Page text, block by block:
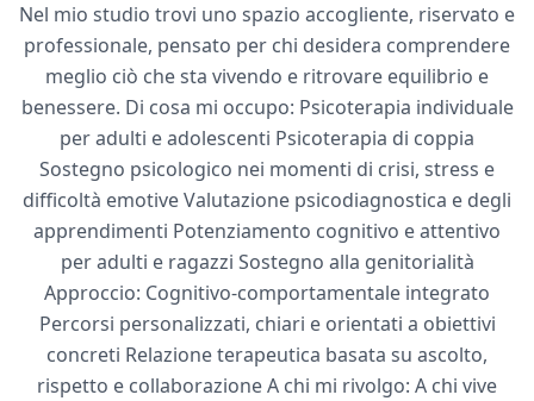
Nel mio studio trovi uno spazio accogliente, riservato e
professionale, pensato per chi desidera comprendere
meglio ciò che sta vivendo e ritrovare equilibrio e
benessere. Di cosa mi occupo: Psicoterapia individuale
per adulti e adolescenti Psicoterapia di coppia
Sostegno psicologico nei momenti di crisi, stress e
difficoltà emotive Valutazione psicodiagnostica e degli
apprendimenti Potenziamento cognitivo e attentivo
per adulti e ragazzi Sostegno alla genitorialità
Approccio: Cognitivo-comportamentale integrato
Percorsi personalizzati, chiari e orientati a obiettivi
concreti Relazione terapeutica basata su ascolto,
rispetto e collaborazione A chi mi rivolgo: A chi vive